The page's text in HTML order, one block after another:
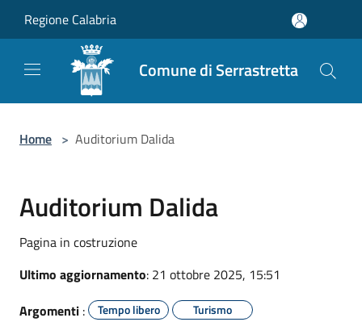
Regione Calabria
Comune di Serrastretta
Home > Auditorium Dalida
Auditorium Dalida
Pagina in costruzione
Ultimo aggiornamento: 21 ottobre 2025, 15:51
Argomenti : Tempo libero Turismo